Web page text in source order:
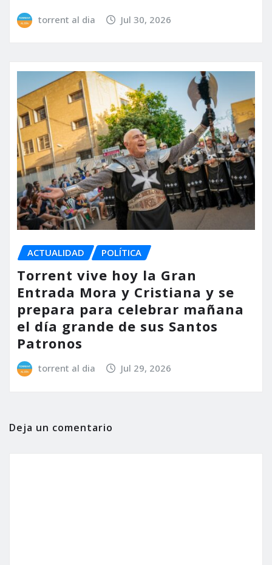
torrent al dia Jul 30, 2026
ACTUALIDAD POLÍTICA
Torrent vive hoy la Gran
Entrada Mora y Cristiana y se
prepara para celebrar mañana
el día grande de sus Santos
Patronos
torrent al dia Jul 29, 2026
Deja un comentario